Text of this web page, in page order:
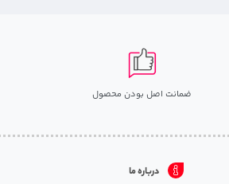
ضمانت اصل بودن محصول
درباره ما